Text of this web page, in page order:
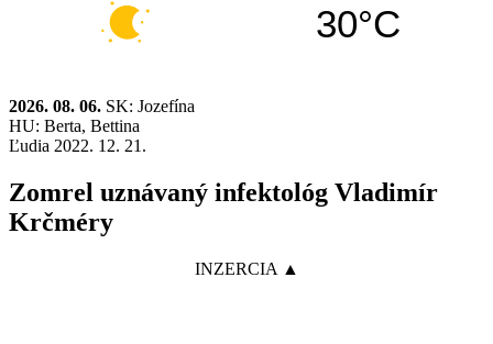
30°C
2026. 08. 06. SK: Jozefína
HU: Berta, Bettina
Ľudia 2022. 12. 21.
Zomrel uznávaný infektológ Vladimír
Krčméry
INZERCIA ▲